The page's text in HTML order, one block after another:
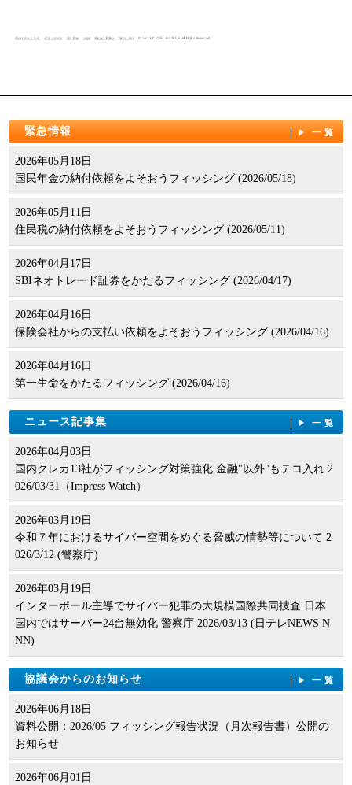
緊急情報 一覧
2026年05月18日
国民年金の納付依頼をよそおうフィッシング (2026/05/18)
2026年05月11日
住民税の納付依頼をよそおうフィッシング (2026/05/11)
2026年04月17日
SBIネオトレード証券をかたるフィッシング (2026/04/17)
2026年04月16日
保険会社からの支払い依頼をよそおうフィッシング (2026/04/16)
2026年04月16日
第一生命をかたるフィッシング (2026/04/16)
ニュース記事集 一覧
2026年04月03日
国内クレカ13社がフィッシング対策強化 金融"以外"もテコ入れ 2
026/03/31（Impress Watch）
2026年03月19日
令和７年におけるサイバー空間をめぐる脅威の情勢等について 2
026/3/12 (警察庁)
2026年03月19日
インターポール主導でサイバー犯罪の大規模国際共同捜査 日本
国内ではサーバー24台無効化 警察庁 2026/03/13 (日テレNEWS N
NN)
協議会からのお知らせ 一覧
2026年06月18日
資料公開：2026/05 フィッシング報告状況（月次報告書）公開の
お知らせ
2026年06月01日